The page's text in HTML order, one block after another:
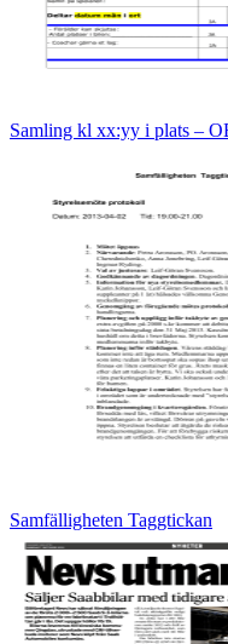
Samling kl xx:yy i plats –
Samfälligheten Taggtickan